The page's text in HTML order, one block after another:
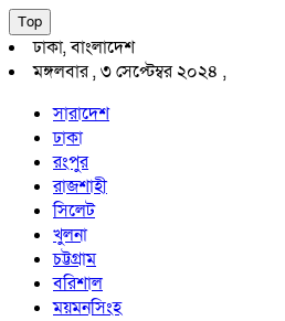
Top
ঢাকা, বাংলাদেশ
মঙ্গলবার , ৩ সেপ্টেম্বর ২০২৪ ,
সারাদেশ
ঢাকা
রংপুর
রাজশাহী
সিলেট
খুলনা
চট্টগ্রাম
বরিশাল
ময়মনসিংহ